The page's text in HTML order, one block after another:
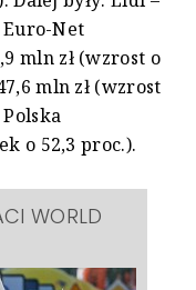
Euro-Net
mln zł (wzrost o
mln zł (wzrost
o 52,3 proc.).
WORLD